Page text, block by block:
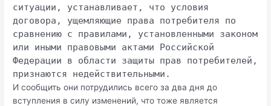
ситуации, устанавливает, что условия
договора, ущемляющие права потребителя по
сравнению с правилами, установленными законом
или иными правовыми актами Российской
Федерации в области защиты прав потребителей,
признаются недействительными.
И сообщить они потрудились всего за два дня до
вступления в силу изменений, что тоже является